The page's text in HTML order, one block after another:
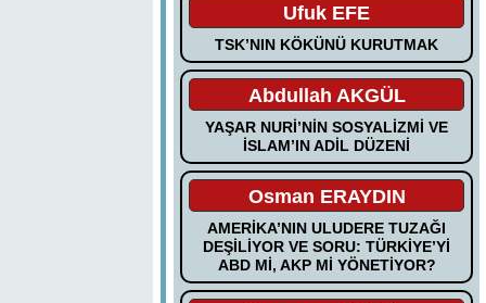
Ufuk EFE
TSK’NIN KÖKÜNÜ KURUTMAK
Abdullah AKGÜL
YAŞAR NURİ’NİN SOSYALİZMİ VE
İSLAM’IN ADİL DÜZENİ
Osman ERAYDIN
AMERİKA’NIN ULUDERE TUZAĞI
DEŞİLİYOR VE SORU: TÜRKİYE’Yİ
ABD Mİ, AKP Mİ YÖNETİYOR?